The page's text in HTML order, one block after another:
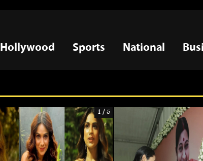
Hollywood Sports National
1 / 5